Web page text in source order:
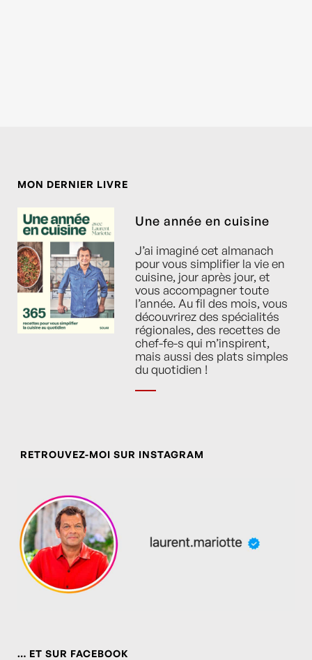
MON DERNIER LIVRE
Une année en cuisine
J’ai imaginé cet almanach
pour vous simplifier la vie en
cuisine, jour après jour, et
vous accompagner toute
l’année. Au fil des mois, vous
découvrirez des spécialités
régionales, des recettes de
chef-fe-s qui m’inspirent,
mais aussi des plats simples
du quotidien !
RETROUVEZ-MOI SUR INSTAGRAM
… ET SUR FACEBOOK